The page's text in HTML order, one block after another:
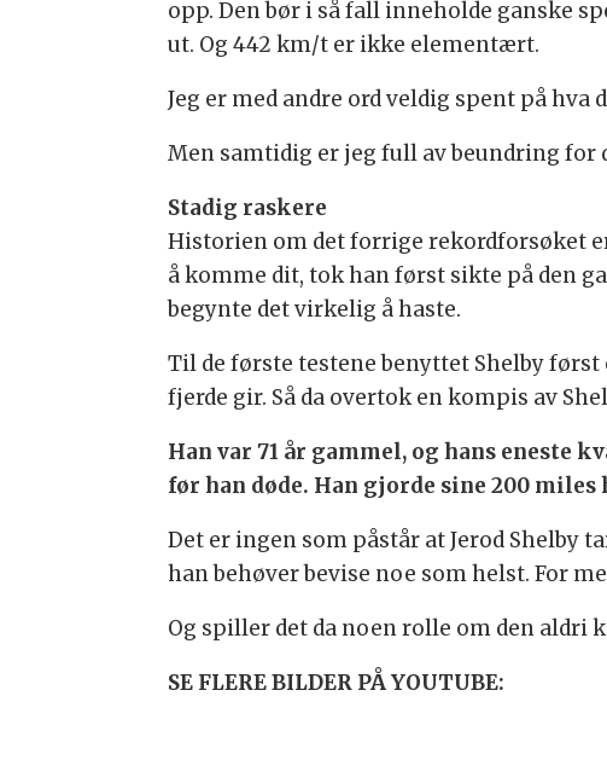
opp. Den bør i så fall inneholde ganske
ut. Og 442 km/t er ikke elementært.
Jeg er med andre ord veldig spent på hva
Men samtidig er jeg full av beundring for
Stadig raskere
Historien om det forrige rekordforsøket
å komme dit, tok han først sikte på den
begynte det virkelig å haste.
Til de første testene benyttet Shelby
fjerde gir. Så da overtok en kompis av
Han var 71 år gammel, og hans eneste
før han døde. Han gjorde sine 200 miles
Det er ingen som påstår at Jerod Shelby
han behøver bevise noe som helst. For
Og spiller det da noen rolle om den aldri
SE FLERE BILDER PÅ YOUTUBE: